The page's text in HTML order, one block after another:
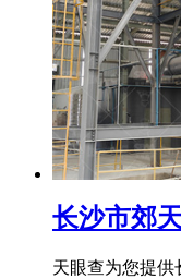
长沙市郊
天眼查为您提供